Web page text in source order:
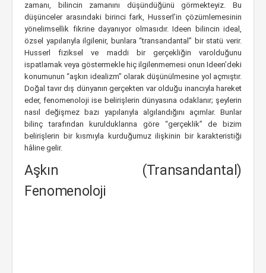
zamanı, bilincin zamanını düşündüğünü görmekteyiz. Bu
düşünceler arasındaki birinci fark, Husserl’in çözümlemesinin
yönelimsellik fikrine dayanıyor olmasıdır. Ideen bilincin ideal,
özsel yapılarıyla ilgilenir, bunlara “transandantal” bir statü verir.
Husserl fiziksel ve maddi bir gerçekliğin varolduğunu
ispatlamak veya göstermekle hiç ilgilenmemesi onun Ideen’deki
konumunun “aşkın idealizm” olarak düşünülmesine yol açmıştır.
Doğal tavır dış dünyanın gerçekten var olduğu inancıyla hareket
eder, fenomenoloji ise belirişlerin dünyasına odaklanır; şeylerin
nasıl değişmez bazı yapılarıyla algılandığını açımlar. Bunlar
bilinç tarafından kurulduklarına göre “gerçeklik” de bizim
belirişlerin bir kısmıyla kurduğumuz ilişkinin bir karakteristiği
hâline gelir.
Aşkın (Transandantal)
Fenomenoloji